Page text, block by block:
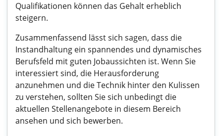
Qualifikationen können das Gehalt erheblich
steigern.
Zusammenfassend lässt sich sagen, dass die
Instandhaltung ein spannendes und dynamisches
Berufsfeld mit guten Jobaussichten ist. Wenn Sie
interessiert sind, die Herausforderung
anzunehmen und die Technik hinter den Kulissen
zu verstehen, sollten Sie sich unbedingt die
aktuellen Stellenangebote in diesem Bereich
ansehen und sich bewerben.